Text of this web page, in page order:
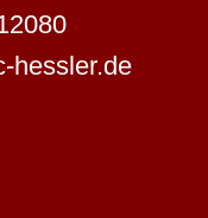
hessler.de